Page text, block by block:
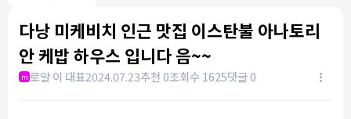
다낭 미케비치 인근 맛집 이스탄불 아나토리
안 케밥 하우스 입니다 음~~
m 로얄 이 대표2024.07.23추천 0조회수 1625댓글 0